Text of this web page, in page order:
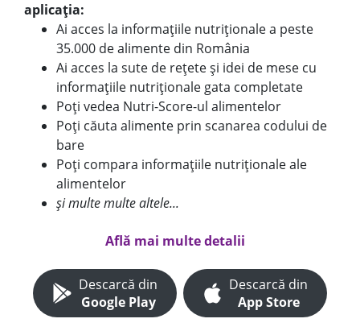
aplicația:
Ai acces la informațiile nutriționale a peste
35.000 de alimente din România
Ai acces la sute de rețete și idei de mese cu
informațiile nutriționale gata completate
Poți vedea Nutri-Score-ul alimentelor
Poți căuta alimente prin scanarea codului de
bare
Poți compara informațiile nutriționale ale
alimentelor
și multe multe altele...
Află mai multe detalii
Descarcă din
Google Play
Descarcă din
App Store